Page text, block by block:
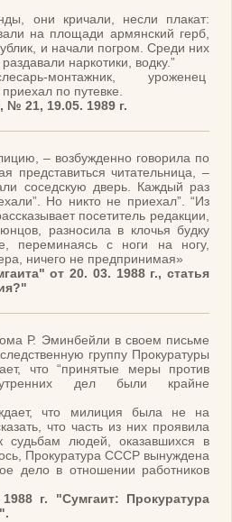
они кричали, несли плакат:
на площади армянский герб,
и начали погром. Среди них
наркотики, водку.”
монтажник, уроженец
по путевке.
21, 19.05. 1989 г.
– возбужденно говорила по
представиться читательница, –
соседскую дверь. Каждый раз
Но никто не приехал”. “Из
посетитель редакции,
разносила в клочья будку
переминаясь с ноги на ногу,
ничего не предпринимая»
от 20. 03. 1988 г., статья
Р. Эминбейли в своем письме
группу Прокуратуры
что “принятые меры против
дел были крайне
что милиция была не на
что часть из них проявила
судьбам людей, оказавшихся в
Прокуратура СССР вынуждена
дело в отношении работников
г. "Сумгаит: Прокуратура